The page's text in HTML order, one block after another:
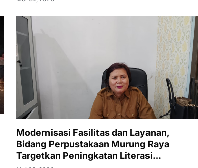
Modernisasi Fasilitas dan Layanan,
Bidang Perpustakaan Murung Raya
Targetkan Peningkatan Literasi